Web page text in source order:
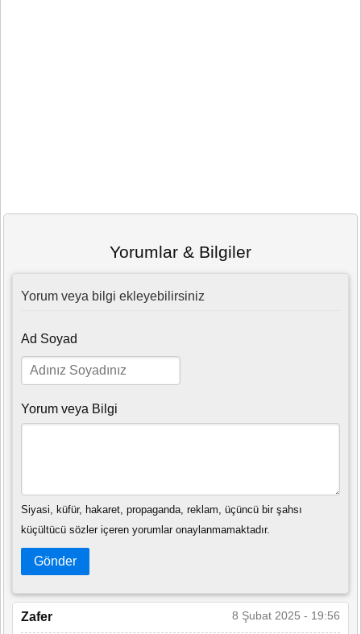
Yorumlar & Bilgiler
Yorum veya bilgi ekleyebilirsiniz
Ad Soyad
Yorum veya Bilgi
Siyasi, küfür, hakaret, propaganda, reklam, üçüncü bir şahsı
küçültücü sözler içeren yorumlar onaylanmamaktadır.
Gönder
Zafer 8 Şubat 2025 - 19:56